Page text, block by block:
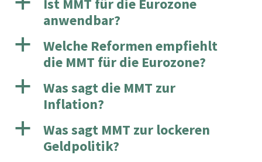
Ist MMT für die Eurozone
anwendbar?
a
Welche Reformen empfiehlt
die MMT für die Eurozone?
a
Was sagt die MMT zur
Inflation?
a
Was sagt MMT zur lockeren
Geldpolitik?